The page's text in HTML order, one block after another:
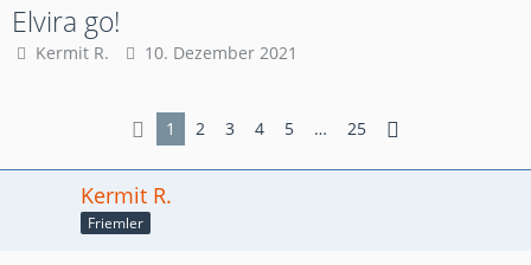
Elvira go!
Kermit R. 10. Dezember 2021
1 2 3 4 5 … 25
Kermit R.
Friemler